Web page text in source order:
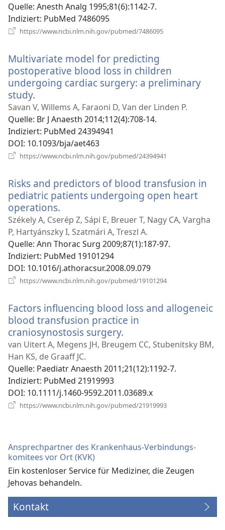
Quelle‎: Anesth Analg 1995;81(6):1142-7.
Indiziert‎: PubMed 7486095
https://www.ncbi.nlm.nih.gov/pubmed/7486095
Multivariate model for predicting
postoperative blood loss in children
undergoing cardiac surgery: a preliminary
study.
neues
Fenster)
Savan V, Willems A, Faraoni D, Van der Linden P.
Quelle‎: Br J Anaesth 2014;112(4):708-14.
Indiziert‎: PubMed 24394941
DOI‎: 10.1093/bja/aet463
https://www.ncbi.nlm.nih.gov/pubmed/24394941
Risks and predictors of blood transfusion in
pediatric patients undergoing open heart
operations.
neues
Fenster)
Székely A, Cserép Z, Sápi E, Breuer T, Nagy CA, Vargha
P, Hartyánszky I, Szatmári A, Treszl A.
Quelle‎: Ann Thorac Surg 2009;87(1):187-97.
Indiziert‎: PubMed 19101294
DOI‎: 10.1016/j.athoracsur.2008.09.079
https://www.ncbi.nlm.nih.gov/pubmed/19101294
Factors influencing blood loss and allogeneic
blood transfusion practice in
craniosynostosis surgery.
neues
van Uitert A, Megens JH, Breugem CC, Stubenitsky BM,
Han KS, de Graaff JC.
Quelle‎: Paediatr Anaesth 2011;21(12):1192-7.
Indiziert‎: PubMed 21919993
DOI‎: 10.1111/j.1460-9592.2011.03689.x
https://www.ncbi.nlm.nih.gov/pubmed/21919993
Ansprechpartner des Krankenhaus-Verbindungs­
komitees vor Ort (KVK)
Ein kostenloser Service für Mediziner, die Zeugen
Jehovas behandeln.
Kontakt